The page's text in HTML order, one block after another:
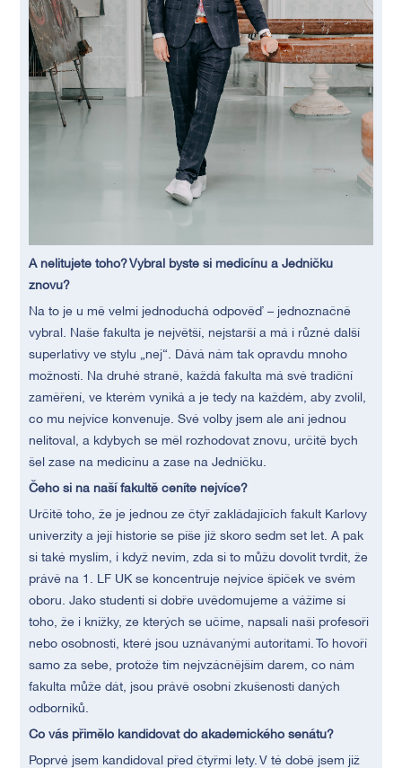
A nelitujete toho? Vybral byste si medicínu a Jedničku
znovu?
Na to je u mě velmi jednoduchá odpověď – jednoznačně
vybral. Naše fakulta je největší, nejstarší a má i různé další
superlativy ve stylu „nej“. Dává nám tak opravdu mnoho
možností. Na druhé straně, každá fakulta má své tradiční
zaměření, ve kterém vyniká a je tedy na každém, aby zvolil,
co mu nejvíce konvenuje. Své volby jsem ale ani jednou
nelitoval, a kdybych se měl rozhodovat znovu, určitě bych
šel zase na medicínu a zase na Jedničku.
Čeho si na naší fakultě ceníte nejvíce?
Určitě toho, že je jednou ze čtyř zakládajících fakult Karlovy
univerzity a její historie se píše již skoro sedm set let. A pak
si také myslím, i když nevím, zda si to můžu dovolit tvrdit, že
právě na 1. LF UK se koncentruje nejvíce špiček ve svém
oboru. Jako studenti si dobře uvědomujeme a vážíme si
toho, že i knížky, ze kterých se učíme, napsali naši profesoři
nebo osobnosti, které jsou uznávanými autoritami. To hovoří
samo za sebe, protože tím nejvzácnějším darem, co nám
fakulta může dát, jsou právě osobní zkušenosti daných
odborníků.
Co vás přimělo kandidovat do akademického senátu?
Poprvé jsem kandidoval před čtyřmi lety. V té době jsem již